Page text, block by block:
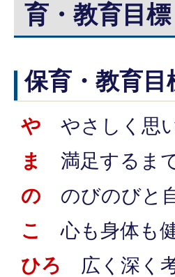
育・教育目標
保育・教育目
や やさしく思
ま 満足するま
の のびのびと
こ心も身体も
ひろ 広く深く